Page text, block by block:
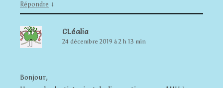
Répondre ↓
CLéalia
24 décembre 2019 à 2 h 13 min
Bonjour,